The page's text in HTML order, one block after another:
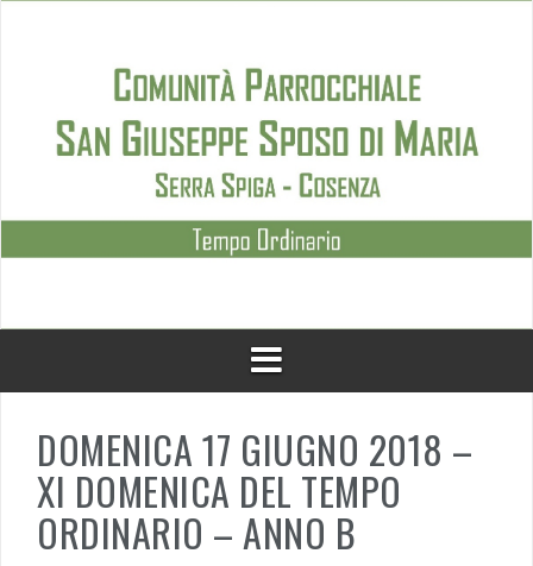
DOMENICA 17 GIUGNO 2018 –
XI DOMENICA DEL TEMPO
ORDINARIO – ANNO B